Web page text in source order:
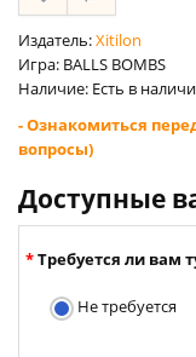
Издатель:Xitilon
Игра: BALLS BOMBS
Наличие: Есть в
- Ознакомиться
вопросы)
Доступные
Требуется ли вам
Не требуется